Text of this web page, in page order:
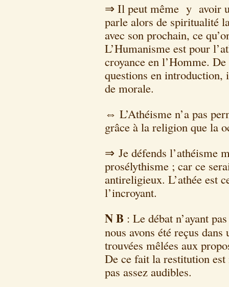
⇒ Il peut même y avoir
parle alors de spiritualité
avec son prochain, ce
L’Humanisme est pour
croyance en l’Homme.
questions en introduction,
de morale.
⇔ L’Athéisme n’a pas
grâce à la religion que la
⇒ Je défends l’athéisme
prosélythisme ; car ce
antireligieux. L’athée est
l’incroyant.
N B : Le débat n’ayant
nous avons été reçus
trouvées mêlées aux
De ce fait la restitution est
pas assez audibles.